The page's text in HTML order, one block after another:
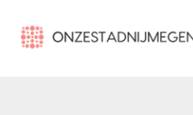
onzestadnijmegen.nl